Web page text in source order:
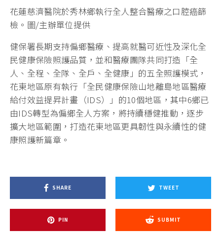
花蓮慈濟醫院於秀林鄉執行全人整合醫療之口腔癌篩
檢。圖/主辦單位提供
健保署長期支持偏鄉醫療、提高就醫可近性及深化全
民健康保險照護品質，並和醫療團隊共同打造「全
人、全程、全隊、全戶、全健康」的五全照護模式，
花東地區原有執行「全民健康保險山地離島地區醫療
給付效益提昇計畫（IDS）」的10個地區，其中6鄉已
由IDS轉型為偏鄉全人方案，將持續穩健推動，逐步
擴大地區範圍，打造花東地區更具韌性與永續性的健
康照護新篇章。
SHARE TWEET
PIN SUBMIT